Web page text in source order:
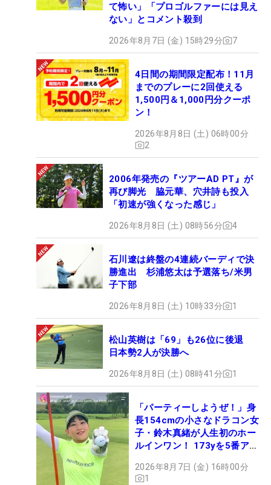
て怖い」「プロゴルファーには見え
ない」とコメント殺到
2026年8月7日 (金) 15時29分 7
4日間の期間限定配布！11月
までのプレーに2回使える
1,500円＆1,000円分クーポ
ン！
2026年8月8日 (土) 06時00分
2
2006年発売の『ツアーAD PT』が
再び脚光 脇元華、穴井詩も投入
「初速が強くなった感じ」
2026年8月8日 (土) 08時56分 4
石川遼は終盤の4連続バーディで決
勝進出 杉浦悠太は予選落ち/米男
子下部
2026年8月8日 (土) 10時33分 1
松山英樹は「69」も26位に後退
日本勢2人が決勝へ
2026年8月8日 (土) 08時41分 1
「パーティーしようぜ！」身
長154cmの小さなドラコン女
子・鈴木真緒が人生初のホー
ルインワン！ 173yを5番アイ
2026年8月7日 (金) 16時00分
1